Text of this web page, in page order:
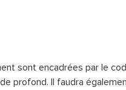
sont encadrées par le
profond. Il faudra